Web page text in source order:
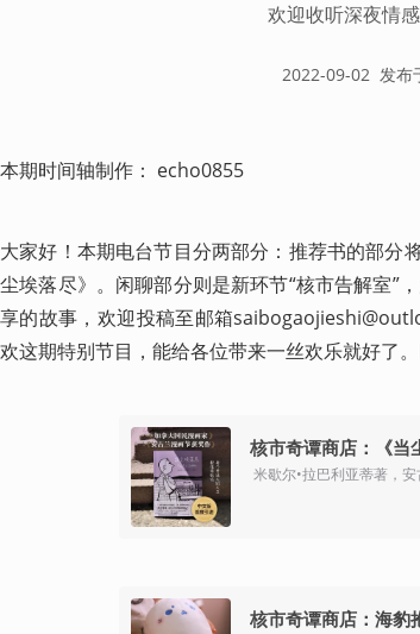
欢迎收听深夜情
2022-09-02 发布
本期时间轴制作： echo0855
大家好！本期电台节目分两部分：推荐书的部分
尘埃落尽》。闲聊部分则是新环节“核市告解室”
享的故事，欢迎投稿至邮箱
欢这期特别节目，能给各位带来一丝欢乐就好了
核市奇谭商店：《当
米歇尔•拉巴利亚蒂著，
核市奇谭商店：海豹